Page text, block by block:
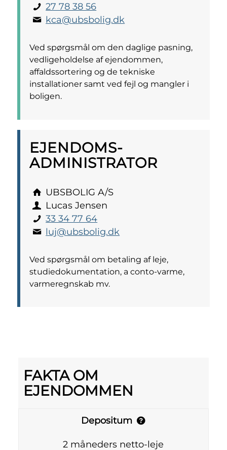
27 78 38 56
kca@ubsbolig.dk
Ved spørgsmål om den daglige pasning,
vedligeholdelse af ejendommen,
affaldssortering og de tekniske
installationer samt ved fejl og mangler i
boligen.
EJENDOMS­
ADMINISTRATOR
UBSBOLIG A/S
Lucas Jensen
33 34 77 64
luj@ubsbolig.dk
Ved spørgsmål om betaling af leje,
studiedokumentation, a conto-varme,
varmeregnskab mv.
FAKTA OM
EJENDOMMEN
Depositum
2 måneders netto-leje